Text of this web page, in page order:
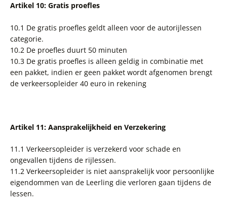
Artikel 10: Gratis proefles
10.1 De gratis proefles geldt alleen voor de autorijlessen
categorie.
10.2 De proefles duurt 50 minuten
10.3 De gratis proefles is alleen geldig in combinatie met
een pakket, indien er geen pakket wordt afgenomen brengt
de verkeersopleider 40 euro in rekening
Artikel 11: Aansprakelijkheid en Verzekering
11.1 Verkeersopleider is verzekerd voor schade en
ongevallen tijdens de rijlessen.
11.2 Verkeersopleider is niet aansprakelijk voor persoonlijke
eigendommen van de Leerling die verloren gaan tijdens de
lessen.